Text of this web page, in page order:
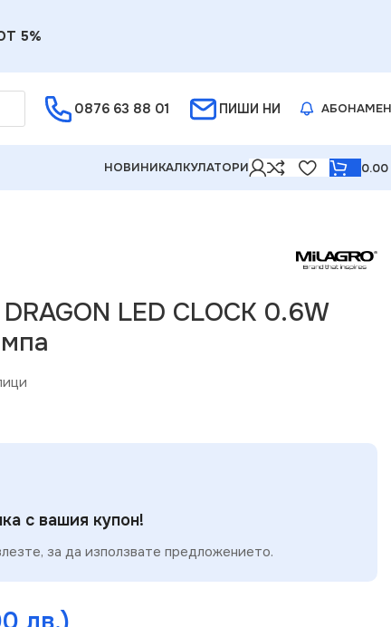
5%
0876 63 88 01 ПИШИ НИ
НОВИНИКАЛКУЛАТОРИ 0.00
LED CLOCK 0.6W
с вашия купон!
за да използвате предложението.